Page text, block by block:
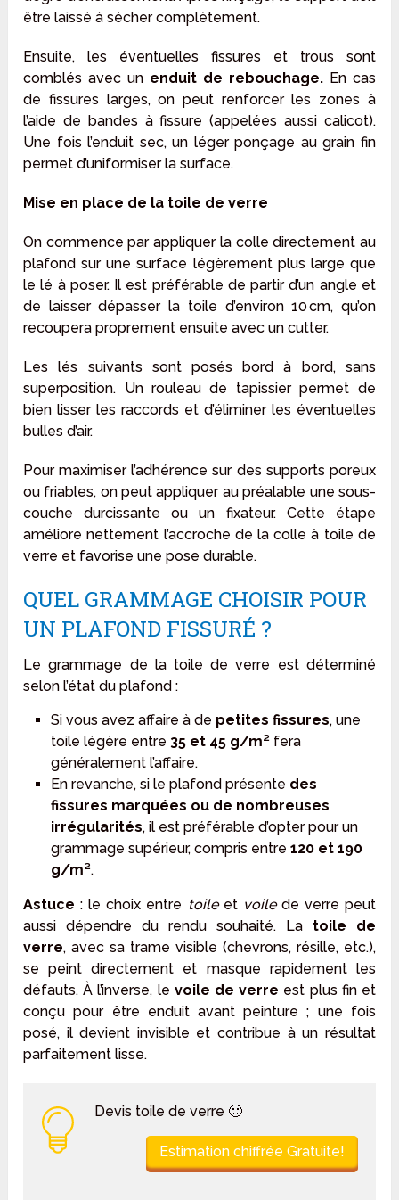
être laissé à sécher complètement.
Ensuite, les éventuelles fissures et trous sont
comblés avec un enduit de rebouchage.En cas
de fissures larges, on peut renforcer les zones à
l’aide de bandes à fissure (appelées aussi calicot).
Une fois l’enduit sec, un léger ponçage au grain fin
permet d’uniformiser la surface.
Mise en place de la toile de verre
On commence par appliquer la colle directement au
plafond sur une surface légèrement plus large que
le lé à poser. Il est préférable de partir d’un angle et
de laisser dépasser la toile d’environ 10 cm, qu’on
recoupera proprement ensuite avec un cutter.
Les lés suivants sont posés bord à bord, sans
superposition. Un rouleau de tapissier permet de
bien lisser les raccords et d’éliminer les éventuelles
bulles d’air.
Pour maximiser l’adhérence sur des supports poreux
ou friables, on peut appliquer au préalable une sous-
couche durcissante ou un fixateur. Cette étape
améliore nettement l’accroche de la colle à toile de
verre et favorise une pose durable.
QUEL GRAMMAGE CHOISIR POUR
UN PLAFOND FISSURÉ ?
Le grammage de la toile de verre est déterminé
selon l’état du plafond :
Si vous avez affaire à de petites fissures, une
toile légère entre 35 et 45 g/m²fera
généralement l’affaire.
En revanche, si le plafond présente des
fissures marquées ou de nombreuses
irrégularités, il est préférable d’opter pour un
grammage supérieur, compris entre 120 et 190
g/m².
Astuce : le choix entre toileet voilede verre peut
aussi dépendre du rendu souhaité. La toile de
verre, avec sa trame visible (chevrons, résille, etc.),
se peint directement et masque rapidement les
défauts. À l’inverse, le voile de verre est plus fin et
conçu pour être enduit avant peinture ; une fois
posé, il devient invisible et contribue à un résultat
parfaitement lisse.
Devis toile de verre 🙂
Estimation chiffrée Gratuite!